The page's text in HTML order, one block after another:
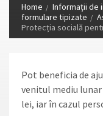
Home Informații de
formulare tipizate
Protecția socială
Pot beneficia de
venitul mediu lunar
lei, iar în cazul